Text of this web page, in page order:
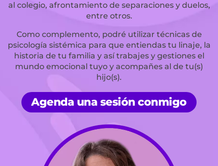
al colegio, afrontamiento de separaciones y duelos,
entre otros.
Como complemento, podré utilizar técnicas de
psicología sistémica para que entiendas tu linaje, la
historia de tu familia y así trabajes y gestiones el
mundo emocional tuyo y acompañes al de tu(s)
hijo(s).
Agenda una sesión conmigo